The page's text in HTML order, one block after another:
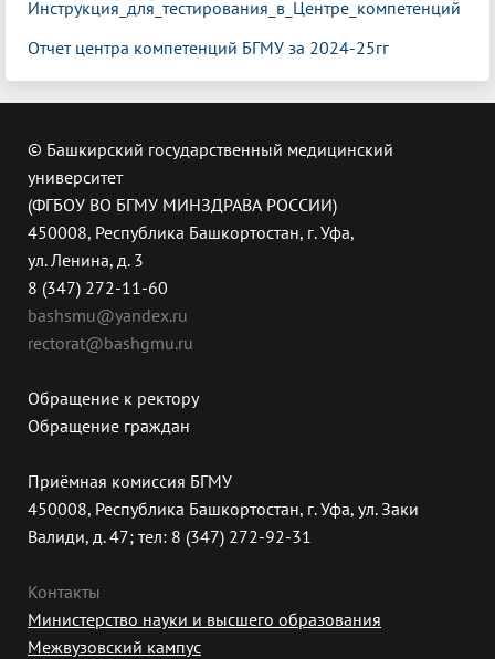
Инструкция_для_тестирования_в_Центре_компетенций
Отчет центра компетенций БГМУ за 2024-25гг
© Башкирский государственный медицинский
университет
(ФГБОУ ВО БГМУ МИНЗДРАВА РОССИИ)
450008, Республика Башкортостан, г. Уфа,
ул. Ленина, д. 3
8 (347) 272-11-60
bashsmu@yandex.ru
rectorat@bashgmu.ru
Обращение к ректору
Обращение граждан
Приёмная комиссия БГМУ
450008, Республика Башкортостан, г. Уфа, ул. Заки
Валиди, д. 47; тел: 8 (347) 272-92-31
Контакты
Министерство науки и высшего образования
Межвузовский кампус